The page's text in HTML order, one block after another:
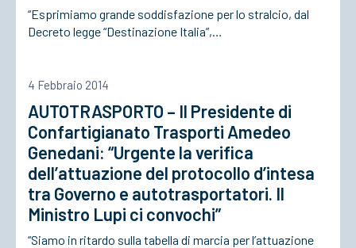
“Esprimiamo grande soddisfazione per lo stralcio, dal
Decreto legge “Destinazione Italia”,…
4 Febbraio 2014
AUTOTRASPORTO – Il Presidente di
Confartigianato Trasporti Amedeo
Genedani: “Urgente la verifica
dell’attuazione del protocollo d’intesa
tra Governo e autotrasportatori. Il
Ministro Lupi ci convochi”
“Siamo in ritardo sulla tabella di marcia per l’attuazione